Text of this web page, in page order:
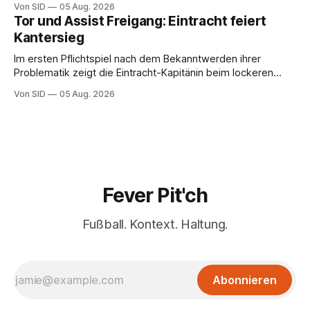
Von SID 05 Aug. 2026
Tor und Assist Freigang: Eintracht feiert
Kantersieg
Im ersten Pflichtspiel nach dem Bekanntwerden ihrer
Problematik zeigt die Eintracht-Kapitänin beim lockeren
Von SID 05 Aug. 2026
Fever Pit'ch
Fußball. Kontext. Haltung.
Abonnieren